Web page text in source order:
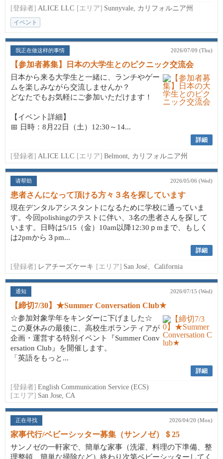
[登録者] ALICE LLC [エリア] Sunnyvale, カリフォルニア州
イベント
我正在做这样的事情 2026/07/09 (Thu)
【参加者募集】日本の大学生とのピクニック交流会
日本から来る大学生と一緒に、ランチやゲー
ムを楽しみながら交流しませんか？
どなたでもお気軽にご参加いただけます！
【イベント詳細】
📅 日時：8月22日（土）12:30～14...
詳細
[登録者] ALICE LLC [エリア] Belmont, カリフォルニア州
请帮助 2026/05/06 (Wed)
患者さんになって頂ける方々３名を探しています
現在デンタルアシスタントになるために学校に通っていま
す。今回polishingのテストに伴い、3名の患者さんを探して
います。日時は5/15（金）10am以降12:30ｐmまで、もしく
は2pmから３pm...
詳細
[登録者] レアチーズケーキ [エリア] San José、California
通知 2026/07/15 (Wed)
【締切7/30】★Summer Conversation Club★
☆参加対象学年をキンダーに下げました☆
この夏休みの最後に、高校生ボランティアが
企画・運営する特別イベント『Summer Conv
ersation Club』を開催します。
「英語をもっと...
詳細
[登録者] English Communication Service (ECS)
[エリア] San Jose, CA
正在寻找 2026/04/20 (Mon)
家事代行/ベビーシッター募集（サンノゼ）＄25
サンノゼの一軒家で、簡単な家事（洗濯、料理の下準備、整
理整頓、簡単な掃除など）終わり次第ベビーシッターしてく